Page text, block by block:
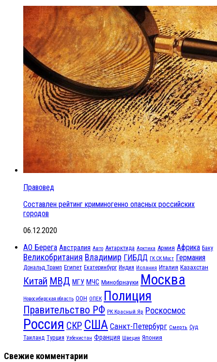
Правовед
Составлен рейтинг криминогенно опасных российских
городов
06.12.2020
АО Берега Австралия Авто Антарктида Арктика Армия Африка Баку
Великобритания Владимир ГИБДД ГК СК Мост Германия
Дональд Трамп Египет Екатеринбург Индия Испания Италия Казахстан
Китай МВД МГУ МЧС Минобрнауки Москва
Новосибирская область ООН ОПЕК Полиция
Правительство РФ РК Красный Яр Роскосмос
Россия СКР США Санкт-Петербург Смерть Суд
Таиланд Турция Узбекистан Франция Швеция Япония
Свежие комментарии